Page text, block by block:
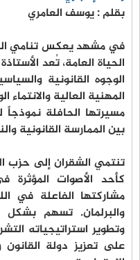
بقلم : يوسف العامري
في مشهد يعكس تنامي
الحياة العامة، تُعد
الوجوه القانونية
المهنية العالية
مسيرتها الحافلة نموذجاً
بين الممارسة القانونية
تنتمي الشقران إلى حزب
كأحد الأصوات
مشاركتها الفاعلة في
والبرلمان. تسهم
وتطوير استراتيجياته
على تعزيز دولة القانون